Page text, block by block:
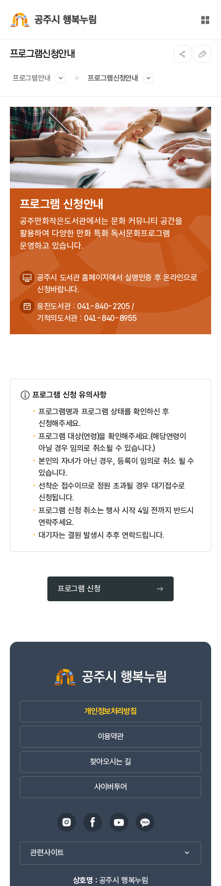
전체
프로그램신청안내
프로그램안내 프로그램신청안내
프로그램 신청안내
공주만화작은도서관에서는 문화 커뮤니티 공간을
활용하여 다양한 만화 특화 독서문화프로그램
운영하고 있습니다.
공주시 도서관 홈페이지에서 실명인증 후 온라인으로
신청바랍니다.
웅진도서관 : 041-840-2205 /
기적의도서관 : 041-840-8955
프로그램 신청 유의사항
프로그램명과 프로그램 상태를 확인하신 후
신청해주세요.
프로그램 대상(연령)을 확인해주세요.(해당연령이
아닐 경우 임의로 취소될 수 있습니다.)
본인의 자녀가 아닌 경우, 등록이 임의로 취소 될 수
있습니다.
선착순 접수이므로 정원 초과될 경우 대기접수로
신청됩니다.
프로그램 신청 취소는 행사 시작 4일 전까지 반드시
연락주세요.
대기자는 결원 발생시 추후 연락드립니다.
프로그램 신청
개인정보처리방침
이용약관
찾아오시는 길
사이버투어
관련사이트
상호명 :공주시 행복누림